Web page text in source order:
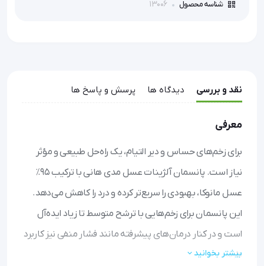
شناسه محصول 13006
نقد و بررسی دیدگاه ها پرسش و پاسخ ها
معرفی
برای زخم‌های حساس و دیر التیام، یک راه‌حل طبیعی و مؤثر
نیاز است. پانسمان آلژینات عسل مدی هانی با ترکیب ۹۵٪
عسل مانوکا، بهبودی را سریع‌تر کرده و درد را کاهش می‌دهد.
این پانسمان برای زخم‌هایی با ترشح متوسط تا زیاد ایده‌آل
است و در کنار درمان‌های پیشرفته مانند فشار منفی نیز کاربرد
دارد.
بیشتر بخوانید